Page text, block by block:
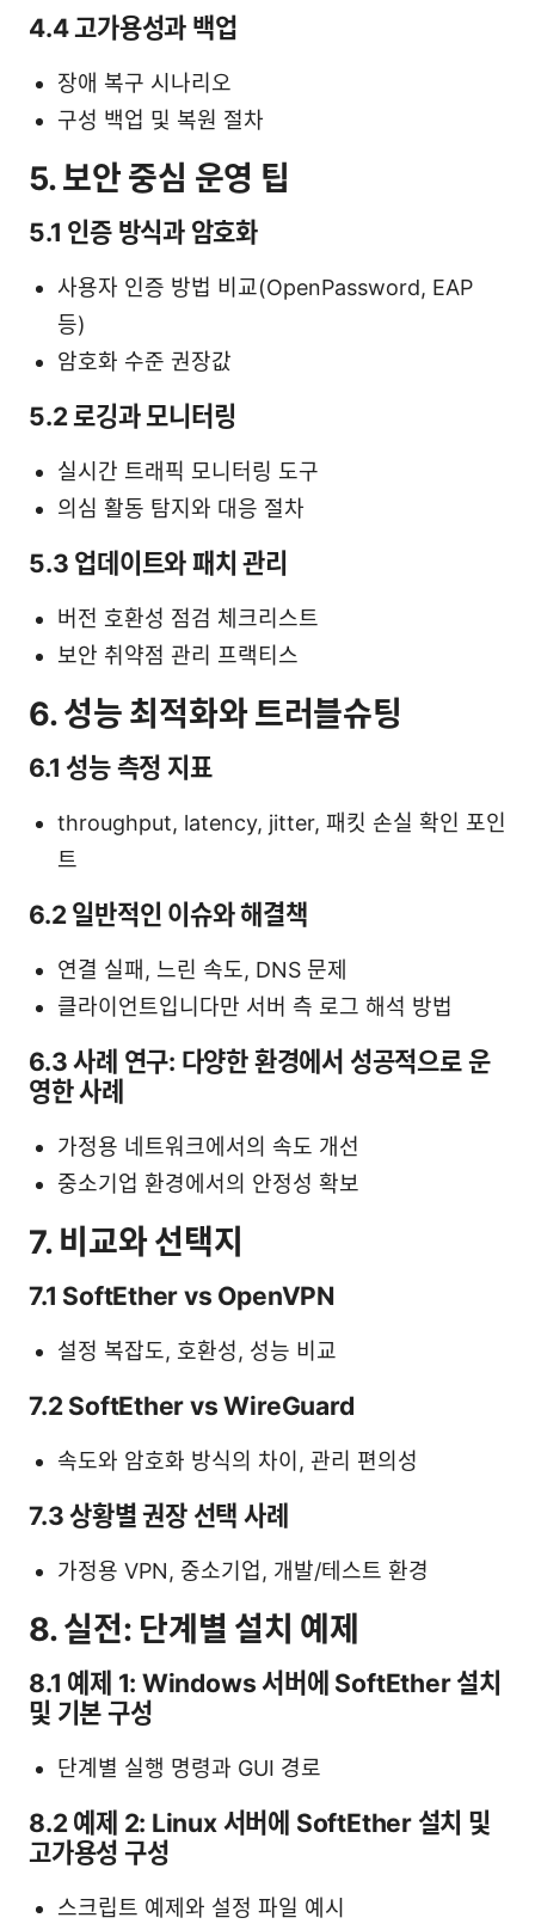
4.4 고가용성과 백업
장애 복구 시나리오
구성 백업 및 복원 절차
5. 보안 중심 운영 팁
5.1 인증 방식과 암호화
사용자 인증 방법 비교(OpenPassword, EAP
등)
암호화 수준 권장값
5.2 로깅과 모니터링
실시간 트래픽 모니터링 도구
의심 활동 탐지와 대응 절차
5.3 업데이트와 패치 관리
버전 호환성 점검 체크리스트
보안 취약점 관리 프랙티스
6. 성능 최적화와 트러블슈팅
6.1 성능 측정 지표
throughput, latency, jitter, 패킷 손실 확인 포인
트
6.2 일반적인 이슈와 해결책
연결 실패, 느린 속도, DNS 문제
클라이언트입니다만 서버 측 로그 해석 방법
6.3 사례 연구: 다양한 환경에서 성공적으로 운
영한 사례
가정용 네트워크에서의 속도 개선
중소기업 환경에서의 안정성 확보
7. 비교와 선택지
7.1 SoftEther vs OpenVPN
설정 복잡도, 호환성, 성능 비교
7.2 SoftEther vs WireGuard
속도와 암호화 방식의 차이, 관리 편의성
7.3 상황별 권장 선택 사례
가정용 VPN, 중소기업, 개발/테스트 환경
8. 실전: 단계별 설치 예제
8.1 예제 1: Windows 서버에 SoftEther 설치
및 기본 구성
단계별 실행 명령과 GUI 경로
8.2 예제 2: Linux 서버에 SoftEther 설치 및
고가용성 구성
스크립트 예제와 설정 파일 예시